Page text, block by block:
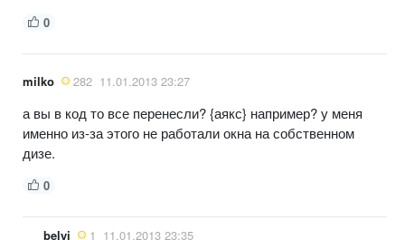
0
milko 282 11.01.2013 23:27
а вы в код то все перенесли? {аякс} например? у меня
именно из-за этого не работали окна на собственном
дизе.
0
belyi 1 11.01.2013 23:35